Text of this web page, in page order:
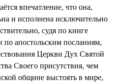
впечатление, что она,
и исполнена исключительно
судя по книге
по апостольским посланиям,
Церкви Дух Святой
Своего присутствия, чем
общине выстоять в мире,